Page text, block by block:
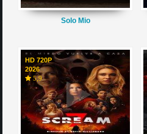
Solo Mio
HD 720P
2026
5,9